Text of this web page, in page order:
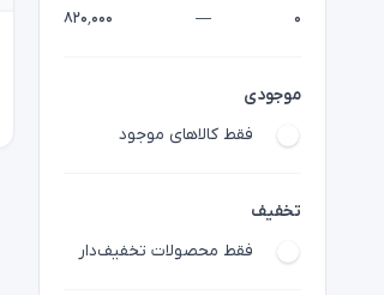
۰ — ۸۲۰٬۰۰۰
موجودی
فقط کالاهای موجود
تخفیف
فقط محصولات تخفیف‌دار